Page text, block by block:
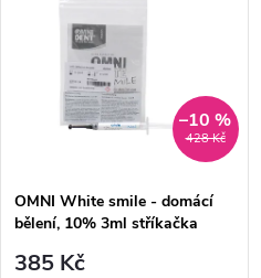
p
Nejprodávanější
Abecedně
s
p
428 Kč
–10 %
OMNI White smile - domácí
bělení, 10% 3ml stříkačka
385 Kč